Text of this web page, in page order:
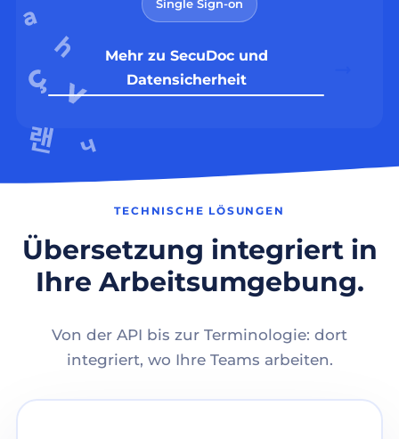
Single Sign-on
Mehr zu SecuDoc und
Datensicherheit
TECHNISCHE LÖSUNGEN
Übersetzung integriert in
Ihre Arbeitsumgebung.
Von der API bis zur Terminologie: dort
integriert, wo Ihre Teams arbeiten.